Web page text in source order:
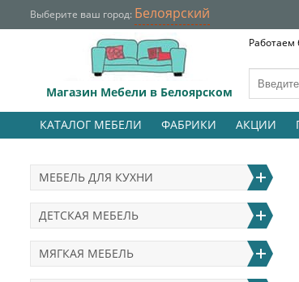
Выберите ваш город: Белоярский
Магазин Мебели в Белоярском
Работаем
КАТАЛОГ МЕБЕЛИ ФАБРИКИ АКЦИИ
МЕБЕЛЬ ДЛЯ КУХНИ
ДЕТСКАЯ МЕБЕЛЬ
МЯГКАЯ МЕБЕЛЬ